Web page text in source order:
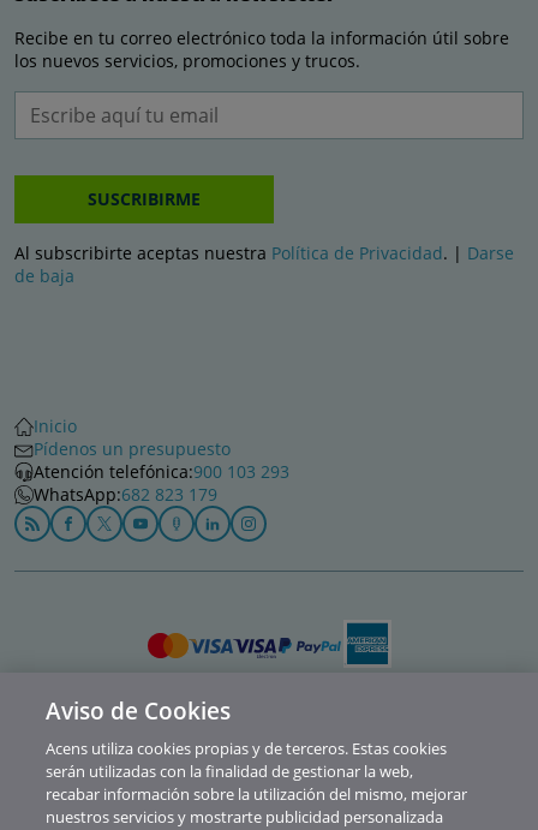
Recibe en tu correo electrónico toda la información útil sobre
los nuevos servicios, promociones y trucos.
SUSCRIBIRME
Al subscribirte aceptas nuestra Política de Privacidad. | Darse
de baja
Inicio
Pídenos un presupuesto
Atención telefónica:900 103 293
WhatsApp:682 823 179
Política de privacidad
Cookies
Contacto
Aviso de Cookies
Acens utiliza cookies propias y de terceros. Estas cookies
serán utilizadas con la finalidad de gestionar la web,
recabar información sobre la utilización del mismo, mejorar
nuestros servicios y mostrarte publicidad personalizada